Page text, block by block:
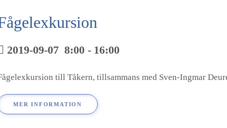
2019-09-07 8:00 - 16:00
till Tåkern, tillsammans med Sven-Ingmar
MER INFORMATION